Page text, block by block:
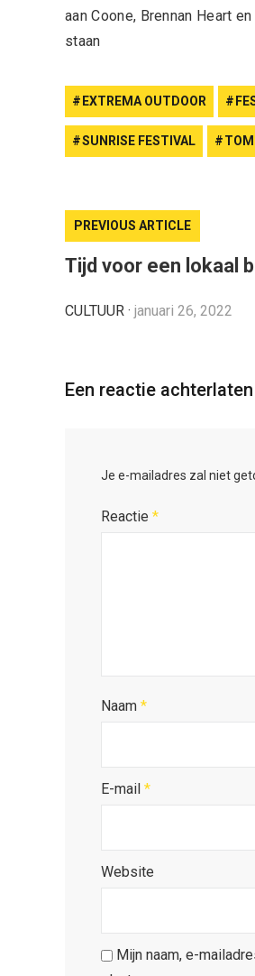
aan Coone, Brennan Heart
staan
EXTREMA OUTDOOR
SUNRISE FESTIVAL
PREVIOUS ARTICLE
Tijd voor een lokaal
CULTUUR · januari 26, 2022
Een reactie achterlaten
Je e-mailadres zal niet
Reactie *
Naam *
E-mail *
Website
Mijn naam, e-